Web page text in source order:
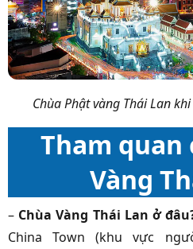
Chùa Phật vàng Thái Lan
Tham quan
Vàng
– Chùa Vàng Thái Lan ở
China Town (khu vực